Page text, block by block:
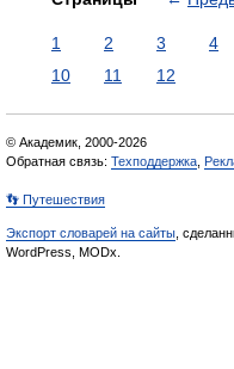
1 2 3 4
10
11 12
© Академик, 2000-2026
Обратная связь: Техподдержка
👣 Путешествия
Экспорт словарей на сайты ,
WordPress, MODx.